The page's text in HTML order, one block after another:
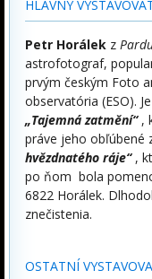
HLAVNÝ
Petr Horálek z
astrofotograf,
prvým českým Foto
observatória (ESO).
„Tajemná zatmění“,
práve jeho obľúbené
hvězdnatého ráje“,
po ňom bola
6822 Horálek.
znečistenia.
OSTATNÍ